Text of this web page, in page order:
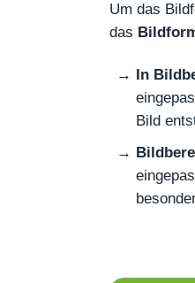
Um das
das
In
Bild